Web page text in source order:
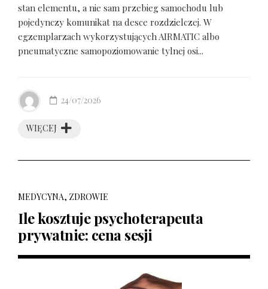
stan elementu, a nie sam przebieg samochodu lub
pojedynczy komunikat na desce rozdzielczej. W
egzemplarzach wykorzystujących AIRMATIC albo
pneumatyczne samopoziomowanie tylnej osi...
WIĘCEJ
24/07/2026
MEDYCYNA, ZDROWIE
Ile kosztuje psychoterapeuta
prywatnie: cena sesji